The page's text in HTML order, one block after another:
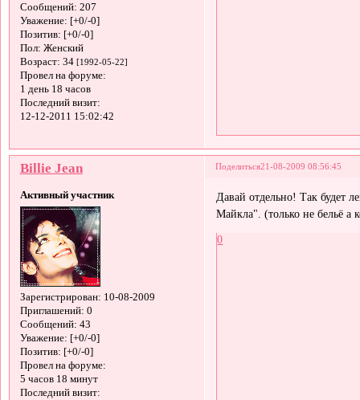
Сообщений: 207
Уважение: [+0/-0]
Позитив: [+0/-0]
Пол: Женский
Возраст: 34 [1992-05-22]
Провел на форуме:
1 день 18 часов
Последний визит:
12-12-2011 15:02:42
Поделиться21-08-2009 08:56:45
Billie Jean
Активный участник
Зарегистрирован: 10-08-2009
Приглашений: 0
Сообщений: 43
Уважение: [+0/-0]
Позитив: [+0/-0]
Провел на форуме:
5 часов 18 минут
Последний визит:
Давай отдельно! Так будет
Майкла". (только не бельё а
0